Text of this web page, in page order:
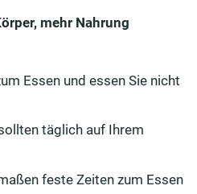
mehr Nahrung
Essen und essen Sie nicht
täglich auf Ihrem
feste Zeiten zum Essen